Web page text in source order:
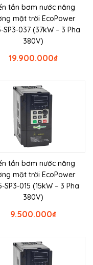
tần bơm nước năng
mặt trời EcoPower
SP3-037 (37kW – 3 Pha
380V)
₫
19.900.000
tần bơm nước năng
mặt trời EcoPower
SP3-015 (15kW – 3 Pha
380V)
₫
9.500.000